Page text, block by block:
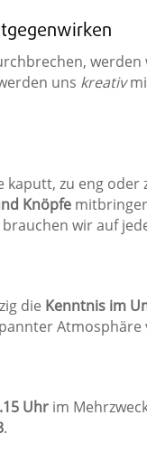
werden
uns kreativ
kaputt, zu eng oder
Knöpfe
wir auf
die Kenntnis im
Uhrim
.